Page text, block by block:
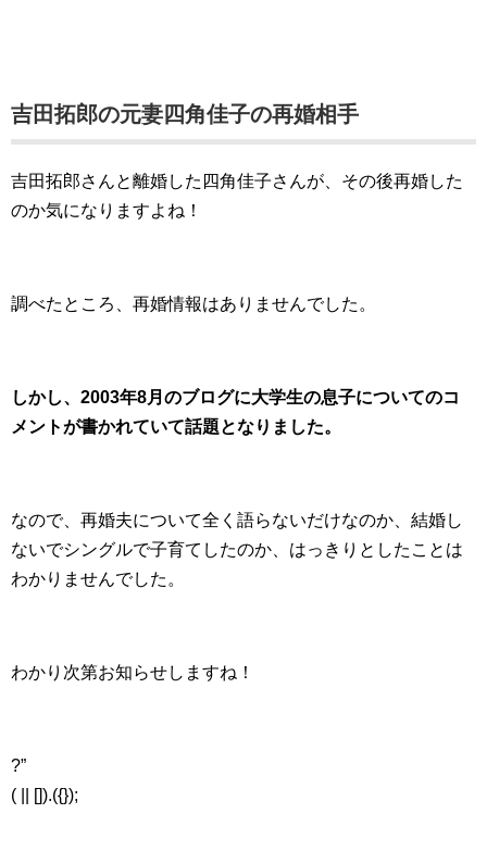
吉田拓郎の元妻四角佳子の再婚相手
吉田拓郎さんと離婚した四角佳子さんが、その後再婚した
のか気になりますよね！
調べたところ、再婚情報はありませんでした。
しかし、2003年8月のブログに大学生の息子についてのコ
メントが書かれていて話題となりました。
なので、再婚夫について全く語らないだけなのか、結婚し
ないでシングルで子育てしたのか、はっきりとしたことは
わかりませんでした。
わかり次第お知らせしますね！
?”
( || []).({});